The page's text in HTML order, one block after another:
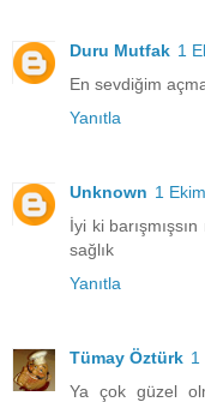
Duru Mutfak 1
En sevdiğim
Yanıtla
Unknown 1
İyi ki
sağlık
Yanıtla
Tümay Öztürk 1
Ya çok güzel